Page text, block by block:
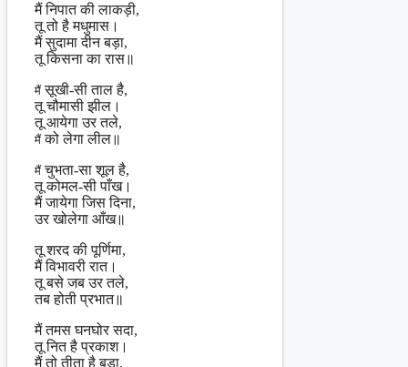
मैं निपात की लाकड़ी,
तू तो है मधुमास।
मैं सुदामा दीन बड़ा,
तू किसना का रास॥
मैंसूखी-सी ताल है,
तू चौमासी झील।
तू आयेगा उर तले,
मैंको लेगा लील॥
मैंचुभता-सा शूल है,
तू कोमल-सी पाँख।
मैं जायेगा जिस दिना,
उर खोलेगा आँख॥
तू शरद‌ की पूर्णिमा,
मैं विभावरी रात।
तू बसे जब उर तले,
तब होती प्रभात॥
मैं तमस घनघोर सदा,
तू नित है प्रकाश।
मैं तो तीता है बड़ा,